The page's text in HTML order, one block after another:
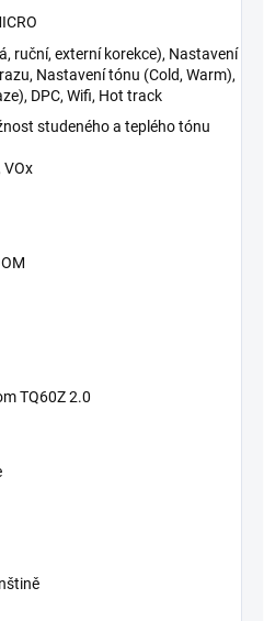
ruční, externí korekce), Nastavení
Nastavení tónu (Cold, Warm),
DPC, Wifi, Hot track
studeného a teplého tónu
, VOx
TQ60Z 2.0